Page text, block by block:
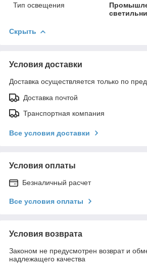
Тип освещения
Скрыть
Условия доставки
Доставка осуществляется только по
Доставка почтой
Транспортная компания
Все условия доставки
Условия оплаты
Безналичный расчет
Все условия оплаты
Условия возврата
Законом не предусмотрен возврат и
надлежащего качества